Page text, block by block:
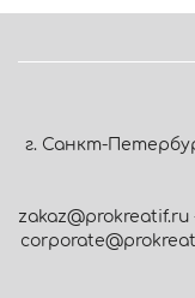
г. Санкт-